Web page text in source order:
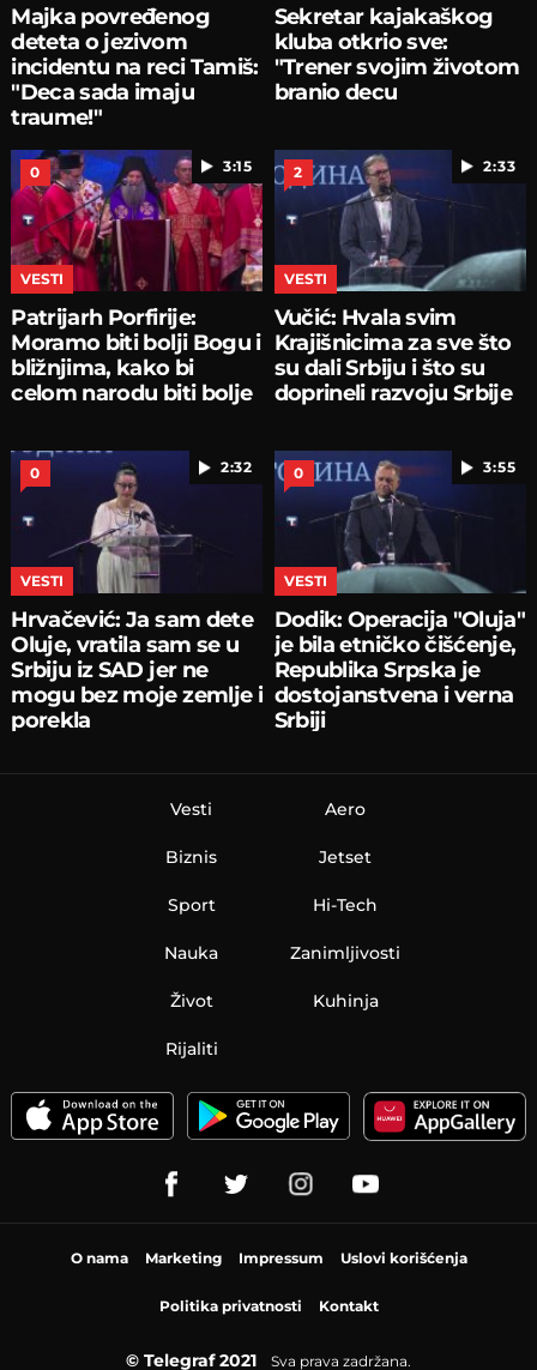
Majka povređenog
deteta o jezivom
incidentu na reci Tamiš:
"Deca sada imaju
traume!"
Sekretar kajakaškog
kluba otkrio sve:
"Trener svojim životom
branio decu
3:15
0
VESTI
Patrijarh Porfirije:
Moramo biti bolji Bogu i
bližnjima, kako bi
celom narodu biti bolje
2:33
2
VESTI
Vučić: Hvala svim
Krajišnicima za sve što
su dali Srbiju i što su
doprineli razvoju Srbije
2:32
0
VESTI
Hrvačević: Ja sam dete
Oluje, vratila sam se u
Srbiju iz SAD jer ne
mogu bez moje zemlje i
porekla
3:55
0
VESTI
Dodik: Operacija "Oluja"
je bila etničko čišćenje,
Republika Srpska je
dostojanstvena i verna
Srbiji
Vesti
Biznis
Sport
Nauka
Aero
Jetset
Hi-Tech
Zanimljivosti
Život Kuhinja
Rijaliti
O nama Marketing Impressum Uslovi korišćenja
Politika privatnosti Kontakt
© Telegraf 2021 Sva prava zadržana.